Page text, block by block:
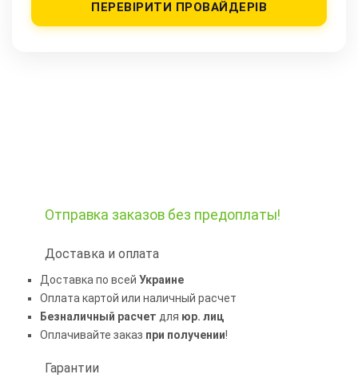
ПЕРЕВІРИТИ ПРОВАЙДЕРІВ
Отправка заказов без предоплаты!
Доставка и оплата
Доставка по всей Украине
Оплата картой или наличный расчет
Безналичный расчет для юр. лиц
Оплачивайте заказ при получении!
Гарантии